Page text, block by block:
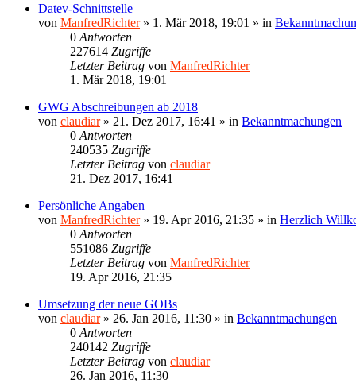
Datev-Schnittstelle
von ManfredRichter» 1. Mär 2018, 19:01 » in
0 Antworten
227614 Zugriffe
Letzter Beitrag von ManfredRichter
1. Mär 2018, 19:01
GWG Abschreibungen ab 2018
von claudiar» 21. Dez 2017, 16:41 » in Bekanntmachungen
0 Antworten
240535 Zugriffe
Letzter Beitrag von claudiar
21. Dez 2017, 16:41
Persönliche Angaben
von ManfredRichter» 19. Apr 2016, 21:35 » in Herzlich
0 Antworten
551086 Zugriffe
Letzter Beitrag von ManfredRichter
19. Apr 2016, 21:35
Umsetzung der neue GOBs
von claudiar» 26. Jan 2016, 11:30 » in Bekanntmachungen
0 Antworten
240142 Zugriffe
Letzter Beitrag von claudiar
26. Jan 2016, 11:30